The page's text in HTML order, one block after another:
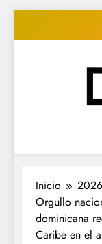
Inicio 2026
Orgullo
dominicana
Caribe en el